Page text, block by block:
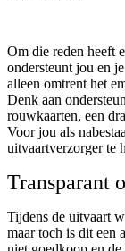
Om die reden heeft
ondersteunt jou en
alleen omtrent het
Denk aan
rouwkaarten, een
Voor jou als
uitvaartverzorger te
Transparant
Tijdens de uitvaart
maar toch is dit een